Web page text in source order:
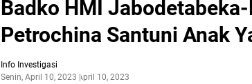
Badko HMI
Petrochina Santuni Anak
Info Investigasi
Senin, April 10, 2023 April 10, 2023